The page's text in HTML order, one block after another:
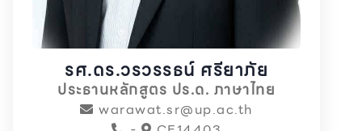
รศ.ดร.วรวรรธน์ ศรียาภัย
ประธานหลักสูตร ปร.ด. ภาษาไทย
warawat.sr@up.ac.th